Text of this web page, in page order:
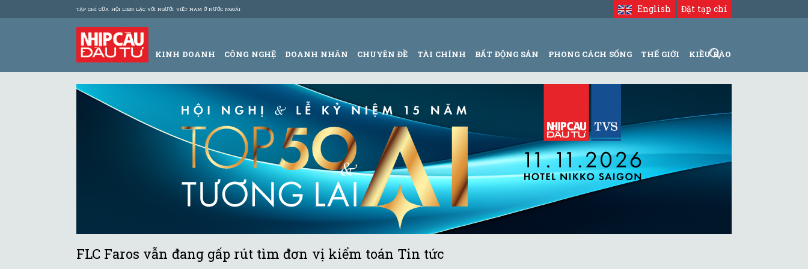
TẠP CHÍ CỦA HỘI LIÊN LẠC VỚI NGƯỜI VIỆT NAM Ở NƯỚC NGOÀI Đặt tạp chí
English
KINH DOANH CÔNG NGHỆ DOANH NHÂN CHUYÊN ĐỀ TÀI CHÍNH BẤT ĐỘNG SẢN PHONG CÁCH SỐNG THẾ GIỚI KIỀU BÀO
FLC Faros vẫn đang gấp rút tìm đơn vị kiểm toán Tin tức